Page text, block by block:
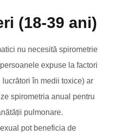
(18-39 ani)
nu necesită spirometrie
expuse la factori
lucrători în medii toxice) ar
spirometria anual pentru
pulmonare.
pot beneficia de